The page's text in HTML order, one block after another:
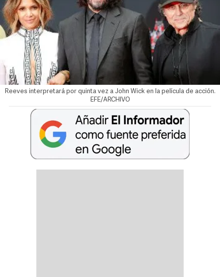
Reeves interpretará por quinta vez a John Wick en la película de acción.
EFE/ARCHIVO